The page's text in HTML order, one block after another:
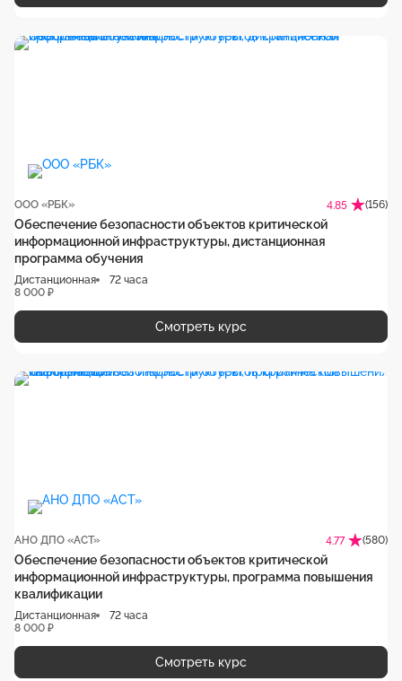
ООО «РБК» 4.85 (156)
Обеспечение безопасности объектов критической
информационной инфраструктуры, дистанционная
программа обучения
Дистанционная
72 часа
8 000 ₽
Смотреть курс
АНО ДПО «АСТ» 4.77 (580)
Обеспечение безопасности объектов критической
информационной инфраструктуры, программа повышения
квалификации
Дистанционная
72 часа
8 000 ₽
Смотреть курс